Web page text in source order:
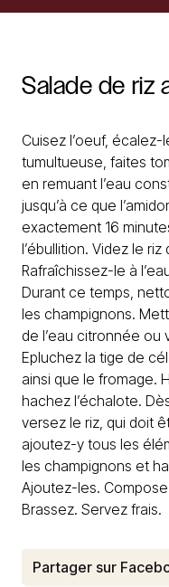
Salade de riz
Cuisez l’oeuf, écalez-
tumultueuse, faites
en remuant l’eau
jusqu’à ce que
exactement 16
l’ébullition. Videz le
Rafraîchissez-le à
Durant ce temps,
les champignons.
de l’eau citronnée ou
Epluchez la tige de
ainsi que le fromage.
hachez l’échalote.
versez le riz, qui doit
ajoutez-y tous les
les champignons et
Ajoutez-les.
Brassez. Servez frais.
Partager sur